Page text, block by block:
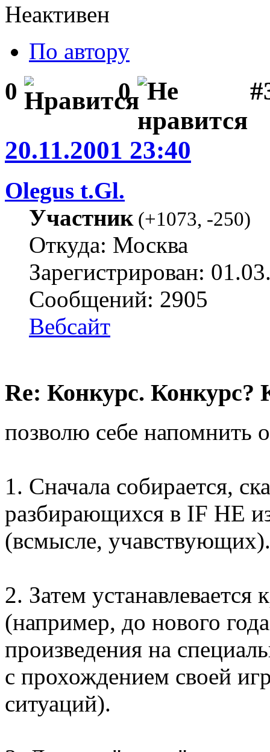
Неактивен
По автору
0 0
20.11.2001 23:40
Olegus t.Gl.
Участник(+1073, -250)
Откуда: Москва
Зарегистрирован:
Сообщений: 2905
Вебсайт
Re: Конкурс. Конкурс?
позволю себе напомнить
1. Сначала собирается,
разбирающихся в IF НЕ
(всмысле, учавствующих).
2. Затем
(например, до нового
произведения на
с прохождением своей
ситуаций).